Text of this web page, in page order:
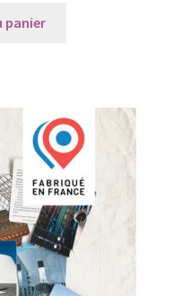
panier